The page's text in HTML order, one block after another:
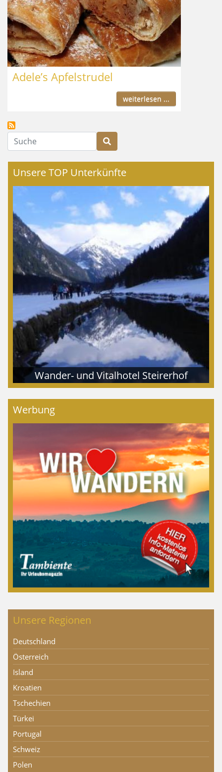
Adele’s Apfelstrudel
weiterlesen ...
Suche
Unsere TOP Unterkünfte
Wander- und Vitalhotel Steirerhof
Werbung
Unsere Regionen
Deutschland
Österreich
Island
Kroatien
Tschechien
Türkei
Portugal
Schweiz
Polen